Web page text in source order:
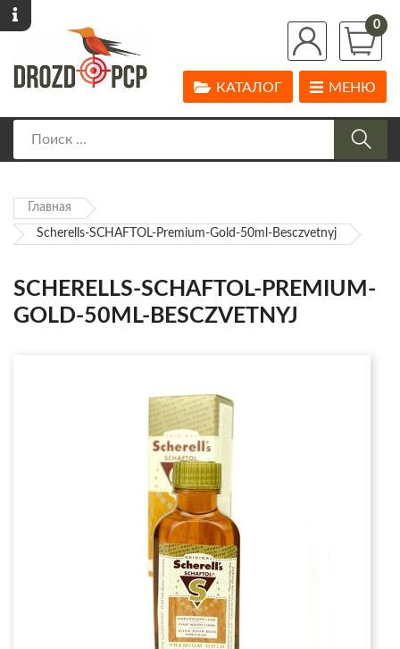
0
МЕНЮ
КАТАЛОГ
Главная
Scherells-SCHAFTOL-Premium-Gold-50ml-Besczvetnyj
SCHERELLS-SCHAFTOL-PREMIUM-
GOLD-50ML-BESCZVETNYJ